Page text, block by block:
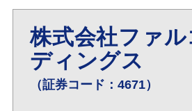
株式会社ファ
ディングス
（証券コード：4671）